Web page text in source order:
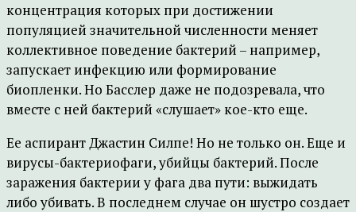
концентрация которых при достижении
популяцией значительной численности меняет
коллективное поведение бактерий – например,
запускает инфекцию или формирование
биопленки. Но Басслер даже не подозревала, что
вместе с ней бактерий «слушает» кое-кто еще.
Ее аспирант Джастин Силпе! Но не только он. Еще и
вирусы-бактериофаги, убийцы бактерий. После
заражения бактерии у фага два пути: выжидать
либо убивать. В последнем случае он шустро создает